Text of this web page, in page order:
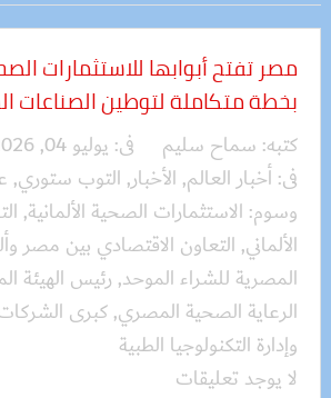
مصر تفتح أبوابها للاستثمارات
بخطة متكاملة لتوطين الصناعات
كتبه: سماح سليم فى: يوليو 04, 2026
فى:أخبار العالم, الأخبار, التوب ستوري,
وسوم: الاستثمارات الصحية الألمانية,
الألماني, التعاون الاقتصادي بين مصر
المصرية للشراء الموحد, رئيس الهيئة
الرعاية الصحية المصري,كبرى الشركات
وإدارة التكنولوجيا الطبية
لا يوجد تعليقات